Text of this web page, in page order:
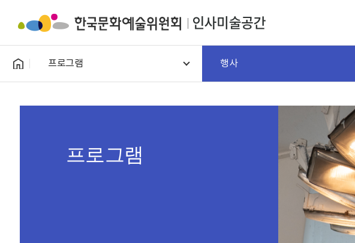
프로그램 행사
프로그램